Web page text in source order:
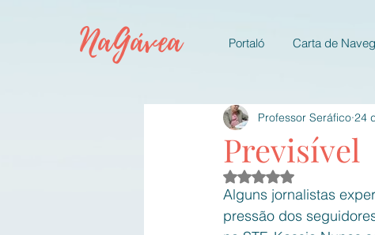
NaGávea Portaló Carta de
Previsível
Professor Seráfico 24
Avaliado com NaN de
Alguns jornalistas
pressão dos